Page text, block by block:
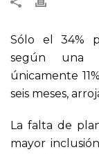
Sólo el 34%
según una
únicamente
seis meses,
La falta de
mayor